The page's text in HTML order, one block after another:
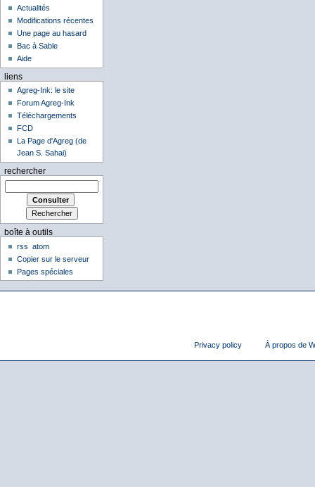
Actualités
Modifications récentes
Une page au hasard
Bac à Sable
Aide
liens
Agreg-Ink: le site
Forum Agreg-Ink
Téléchargements
FCD
La Page d'Agreg (de
Jean S. Sahai)
rechercher
boîte à outils
rss
atom
Copier sur le serveur
Pages spéciales
Privacy policy À propos de